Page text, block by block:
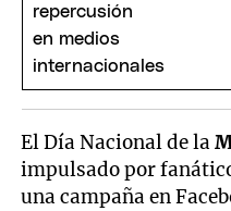
El Día Nacional de la
impulsado por
una campaña en